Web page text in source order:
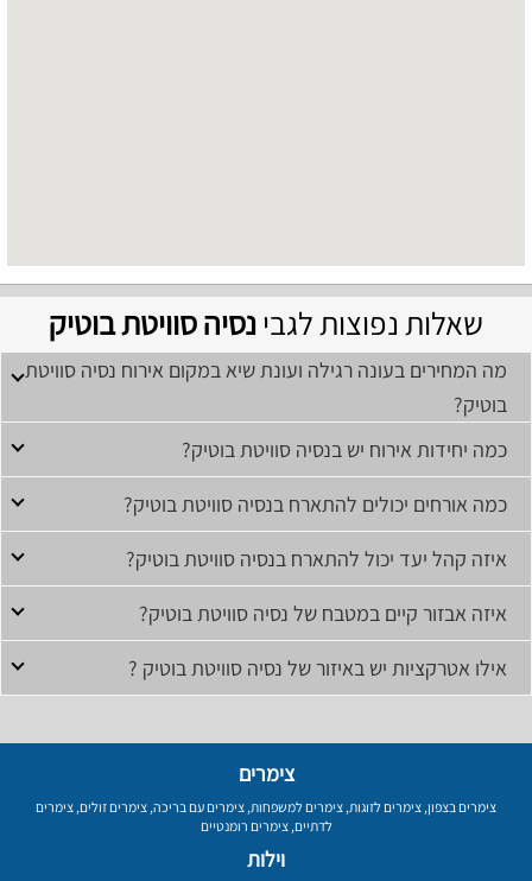
שאלות נפוצות לגבינסיה סוויטת בוטיק
מה המחירים בעונה רגילה ועונת שיא במקום אירוח נסיה סוויטת
בוטיק?
כמה יחידות אירוח יש בנסיה סוויטת בוטיק?
כמה אורחים יכולים להתארח בנסיה סוויטת בוטיק?
איזה קהל יעד יכול להתארח בנסיה סוויטת בוטיק?
איזה אבזור קיים במטבח של נסיה סוויטת בוטיק?
אילו אטרקציות יש באיזור של נסיה סוויטת בוטיק ?
צימרים
צימרים בצפון, צימרים לזוגות, צימרים למשפחות, צימרים עם בריכה, צימרים זולים, צימרים
לדתיים,צימרים רומנטיים
וילות